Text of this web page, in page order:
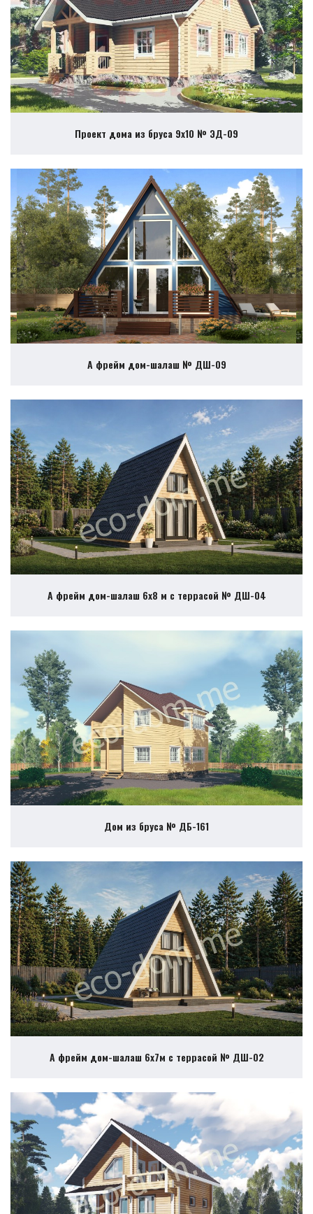
Проект дома из бруса 9х10 № ЭД-09
А фрейм дом-шалаш № ДШ-09
А фрейм дом-шалаш 6х8 м с террасой № ДШ-04
Дом из бруса № ДБ-161
А фрейм дом-шалаш 6х7м с террасой № ДШ-02